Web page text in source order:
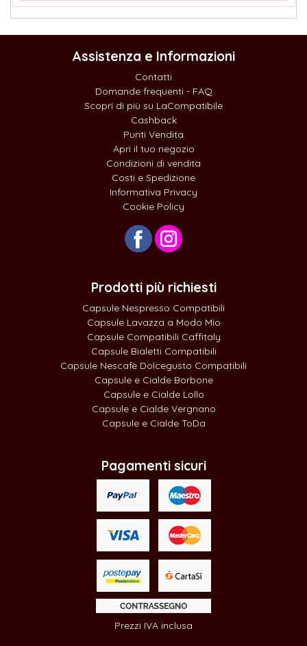
Assistenza e Informazioni
Contatti
Domande frequenti - FAQ
Scopri di più su LaCompatibile
Cashback
Punti Vendita
Apri il tuo negozio
Condizioni di vendita
Costi e Spedizione
Informativa Privacy
Cookie Policy
Prodotti più richiesti
Capsule Nespresso Compatibili
Capsule Lavazza a Modo Mio
Capsule Compatibili Caffitaly
Capsule Bialetti Compatibili
Capsule Nescafè Dolcegusto Compatibili
Capsule e Cialde Borbone
Capsule e Cialde Lollo
Capsule e Cialde Vergnano
Capsule e Cialde ToDa
Pagamenti sicuri
Prezzi IVA inclusa